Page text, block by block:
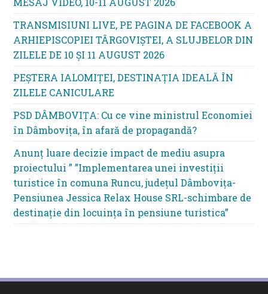
TRANSMISIUNI LIVE, PE PAGINA DE FACEBOOK A
ARHIEPISCOPIEI TÂRGOVIȘTEI, A SLUJBELOR DIN
ZILELE DE 10 ȘI 11 AUGUST 2026
PEȘTERA IALOMIȚEI, DESTINAȚIA IDEALĂ ÎN
ZILELE CANICULARE
PSD DÂMBOVIȚA: Cu ce vine ministrul Economiei
în Dâmbovița, în afară de propagandă?
Anunț luare decizie impact de mediu asupra
proiectului ” ”Implementarea unei investiții
turistice în comuna Runcu, județul Dâmbovița-
Pensiunea Jessica Relax House SRL-schimbare de
destinație din locuința în pensiune turistica”